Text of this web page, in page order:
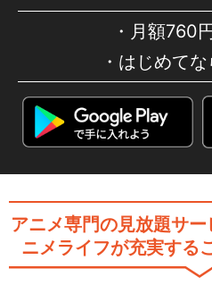
ハ
ア！
月額760
はじめて
アニメ専門の見放題サー
ニメライフが充実する